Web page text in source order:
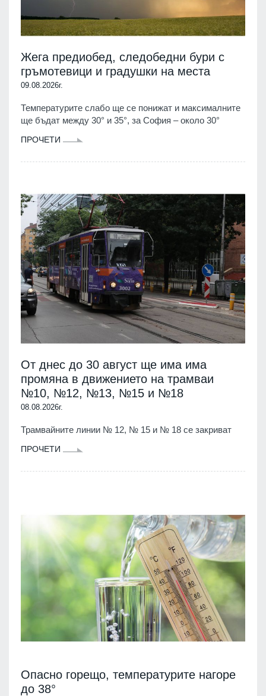
Жега предиобед, следобедни бури с
гръмотевици и градушки на места
09.08.2026г.
Температурите слабо ще се понижат и максималните
ще бъдат между 30° и 35°, за София – около 30°
ПРОЧЕТИ
От днес до 30 август ще има има
промяна в движението на трамваи
№10, №12, №13, №15 и №18
08.08.2026г.
Трамвайните линии № 12, № 15 и № 18 се закриват
ПРОЧЕТИ
Опасно горещо, температурите нагоре
до 38°